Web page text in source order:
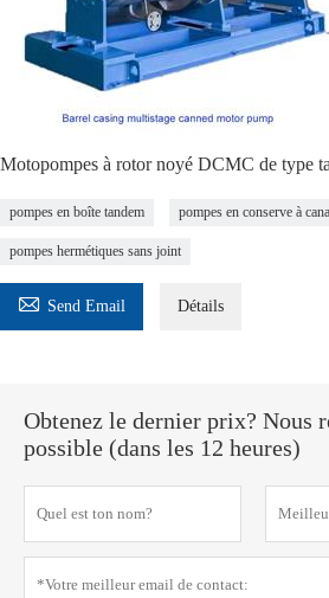
Motopompes à rotor noyé DCMC de type
pompes en boîte tandem pompes en conserve à
pompes hermétiques sans joint
 Send Email Détails
Obtenez le dernier prix? Nous
possible (dans les 12 heures)